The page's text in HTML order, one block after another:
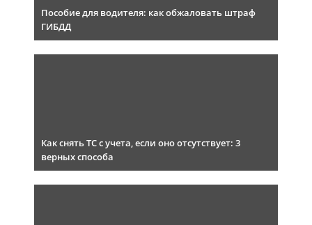
Пособие для водителя: как обжаловать штраф
ГИБДД
Как снять ТС с учета, если оно отсутствует: 3
верных способа